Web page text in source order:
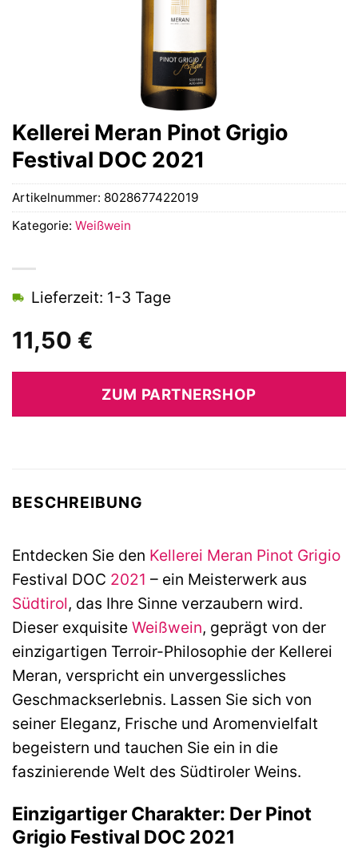
Kellerei Meran Pinot Grigio
Festival DOC 2021
11,50 €
Lieferzeit: 1-3 Tage
ZUM PARTNERSHOP
Artikelnummer: 8028677422019
Kategorie: Weißwein
BESCHREIBUNG
Entdecken Sie den Kellerei Meran Pinot Grigio
Festival DOC 2021 – ein Meisterwerk aus
Südtirol, das Ihre Sinne verzaubern wird.
Dieser exquisite Weißwein, geprägt von der
einzigartigen Terroir-Philosophie der Kellerei
Meran, verspricht ein unvergessliches
Geschmackserlebnis. Lassen Sie sich von
seiner Eleganz, Frische und Aromenvielfalt
begeistern und tauchen Sie ein in die
faszinierende Welt des Südtiroler Weins.
Einzigartiger Charakter: Der Pinot
Grigio Festival DOC 2021